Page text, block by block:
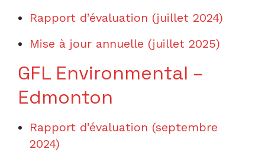
Rapport d’évaluation (juillet 2024)
Mise à jour annuelle (juillet 2025)
GFL Environmental –
Edmonton
Rapport d’évaluation (septembre
2024)